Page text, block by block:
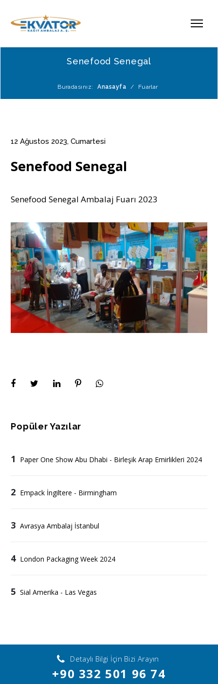
Senefood Senegal
Buradasınız: Anasayfa / Fuarlar
12 Ağustos 2023, Cumartesi
Senefood Senegal
Senefood Senegal Ambalaj Fuarı 2023
Popüler Yazılar
1 Paper One Show Abu Dhabi - Birleşik Arap Emirlikleri 2024
2 Empack İngiltere - Birmingham
3 Avrasya Ambalaj İstanbul
4 London Packaging Week 2024
5 Sial Amerika - Las Vegas
Detaylı Bilgi İçin Bizi Arayın
+90 332 501 96 74